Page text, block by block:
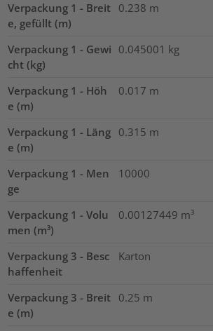
Verpackung 1 - Breit
e, gefüllt (m)
0.238 m
Verpackung 1 - Gewi
cht (kg)
0.045001 kg
Verpackung 1 - Höh
e (m)
0.017 m
Verpackung 1 - Läng
e (m)
0.315 m
Verpackung 1 - Men
ge
10000
Verpackung 1 - Volu
men (m³)
0.00127449 m³
Verpackung 3 - Besc
haffenheit
Karton
Verpackung 3 - Breit
e (m)
0.25 m